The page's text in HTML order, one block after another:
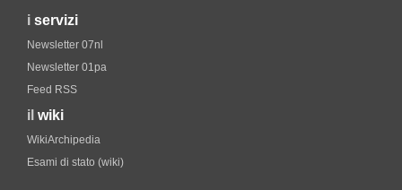
i servizi
Newsletter 07nl
Newsletter 01pa
Feed RSS
il wiki
WikiArchipedia
Esami di stato (wiki)